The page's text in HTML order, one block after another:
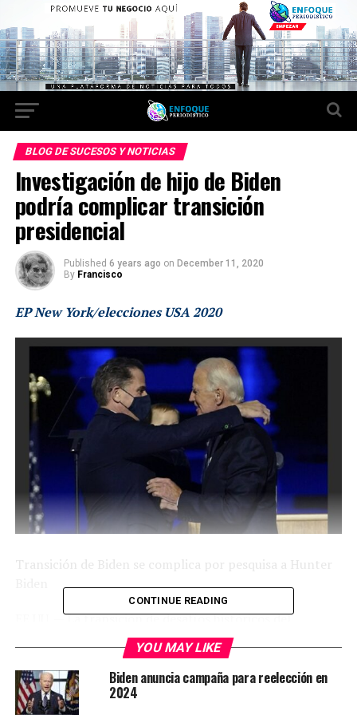
BLOG DE SUCESOS Y NOTICIAS
Investigación de hijo de Biden
podría complicar transición
presidencial
Published 6 years ago on December 11, 2020
By Francisco
EP New York/elecciones USA 2020
Transición de Biden se complica por pesquisa a Hunter
EE.UU. — La transición de desafíos históricos del
presidente electo Joe Biden al poder se ha complicado
Una investigación federal en torno a las finanzas del hijo
de Biden, Hunter, amenaza con envalentonar a los
CONTINUE READING
YOU MAY LIKE
Biden anuncia campaña para reelección en
2024